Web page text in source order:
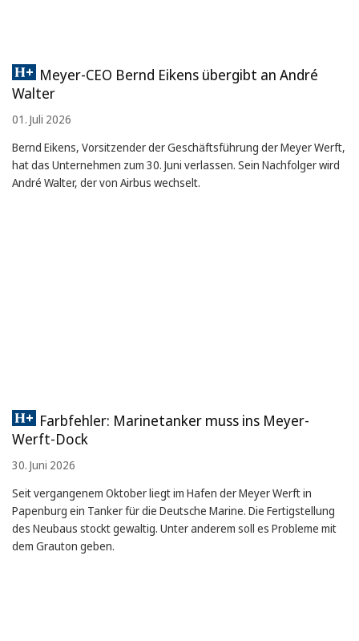
Meyer-CEO Bernd Eikens übergibt an André
Walter
01. Juli 2026
Bernd Eikens, Vorsitzender der Geschäftsführung der Meyer Werft,
hat das Unternehmen zum 30. Juni verlassen. Sein Nachfolger wird
André Walter, der von Airbus wechselt.
Farbfehler: Marinetanker muss ins Meyer-
Werft-Dock
30. Juni 2026
Seit vergangenem Oktober liegt im Hafen der Meyer Werft in
Papenburg ein Tanker für die Deutsche Marine. Die Fertigstellung
des Neubaus stockt gewaltig. Unter anderem soll es Probleme mit
dem Grauton geben.